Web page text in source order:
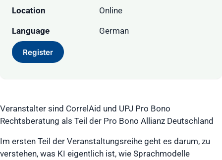
Location Online
Language German
Register
Veranstalter sind CorrelAid und UPJ Pro Bono
Rechtsberatung als Teil der Pro Bono Allianz Deutschland
Im ersten Teil der Veranstaltungsreihe geht es darum, zu
verstehen, was KI eigentlich ist, wie Sprachmodelle